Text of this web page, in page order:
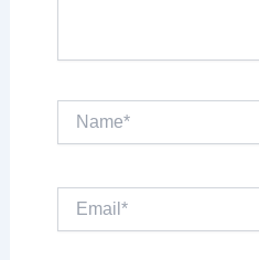
Email*